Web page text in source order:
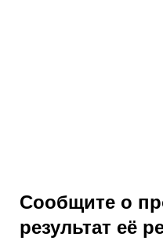
Сообщите о
результат её